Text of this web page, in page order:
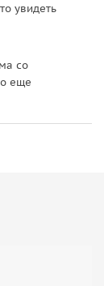
увидеть
со
еще